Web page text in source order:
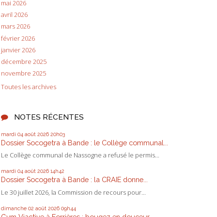
mai 2026
avril 2026
mars 2026
février 2026
janvier 2026
décembre 2025
novembre 2025
Toutes les archives
NOTES RÉCENTES
mardi 04 août 2026 20h03
Dossier Socogetra à Bande : le Collège communal...
Le Collège communal de Nassogne a refusé le permis...
mardi 04 août 2026 14h42
Dossier Socogetra à Bande : la CRAIE donne...
Le 30 juillet 2026, la Commission de recours pour...
dimanche 02 août 2026 09h44